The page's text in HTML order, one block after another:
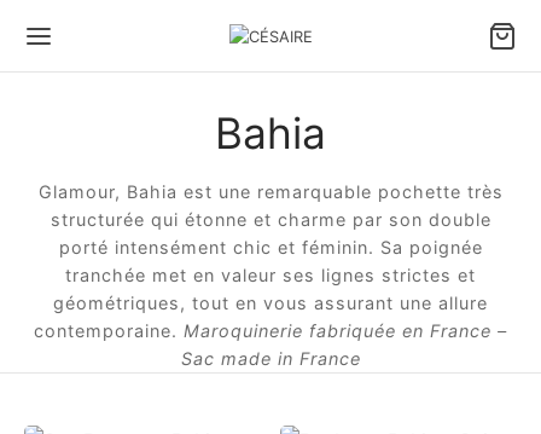
Bahia
Glamour, Bahia est une remarquable pochette très
structurée qui étonne et charme par son double
porté intensément chic et féminin. Sa poignée
tranchée met en valeur ses lignes strictes et
géométriques, tout en vous assurant une allure
contemporaine. Maroquinerie fabriquée en France –
Sac made in France
& ACCESSOIRES
par porté
par volume
PAR PORTÉ
à main
porté épaule
PAR VOLUME
sacs & Cabas
moyens
PAR TYPE
souples
tressés
MAROQUINERIE
holster Confident
téléphone Léo
Césaire x Joséphine